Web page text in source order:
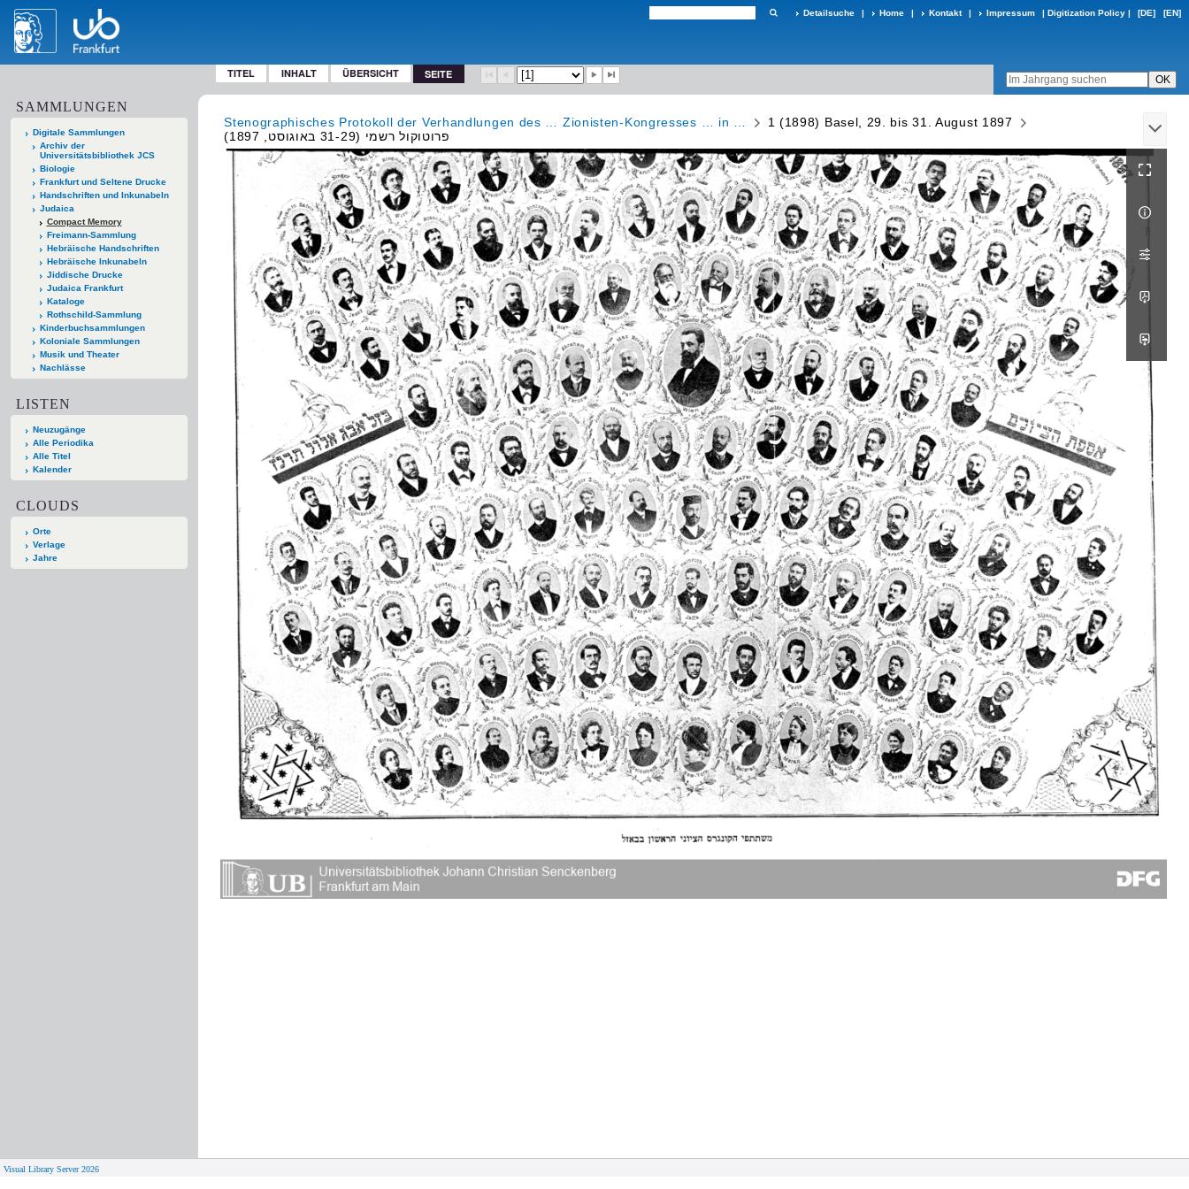
Detailsuche | Home | Kontakt | Impressum | Digitization Policy | [DE] [EN]
TITEL INHALT ÜBERSICHT SEITE
SAMMLUNGEN
Digitale Sammlungen
Archiv der
Universitätsbibliothek JCS
Biologie
Frankfurt und Seltene Drucke
Handschriften und Inkunabeln
Judaica
Compact Memory
Freimann-Sammlung
Hebräische Handschriften
Hebräische Inkunabeln
Jiddische Drucke
Judaica Frankfurt
Kataloge
Rothschild-Sammlung
Kinderbuchsammlungen
Koloniale Sammlungen
Musik und Theater
Nachlässe
LISTEN
Neuzugänge
Alle Periodika
Alle Titel
Kalender
CLOUDS
Orte
Verlage
Jahre
Stenographisches Protokoll der Verhandlungen des … Zionisten-Kongresses … in …
1 (1898) Basel, 29. bis 31. August 1897
פרוטוקול רשמי (31-29 באוגוסט, 1897)
Visual Library Server 2026